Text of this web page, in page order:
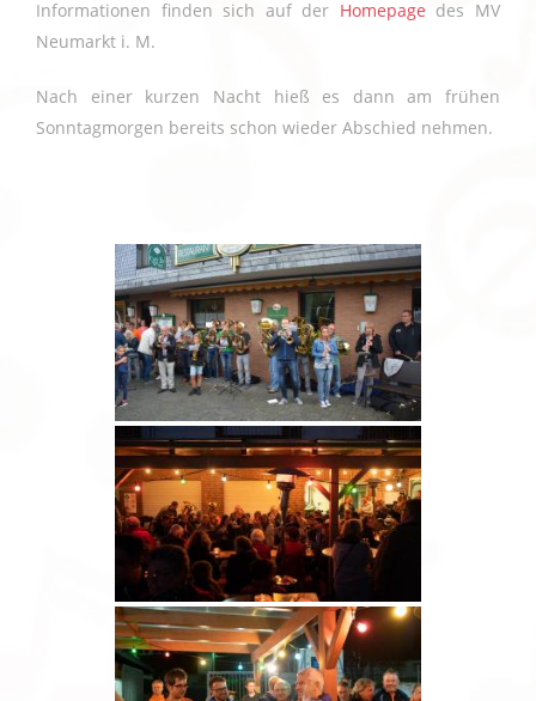
Informationen finden sich auf der Homepage des MV
Neumarkt i. M.
Nach einer kurzen Nacht hieß es dann am frühen
Sonntagmorgen bereits schon wieder Abschied nehmen.